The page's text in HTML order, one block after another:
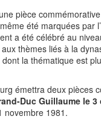
pièce
été marquées par
a été célébré au
thèmes liés à la
la thématique est
émettra deux pièces
Duc Guillaume le 3
novembre 1981.